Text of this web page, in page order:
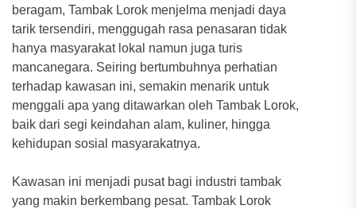
beragam, Tambak Lorok menjelma menjadi daya
tarik tersendiri, menggugah rasa penasaran tidak
hanya masyarakat lokal namun juga turis
mancanegara. Seiring bertumbuhnya perhatian
terhadap kawasan ini, semakin menarik untuk
menggali apa yang ditawarkan oleh Tambak Lorok,
baik dari segi keindahan alam, kuliner, hingga
kehidupan sosial masyarakatnya.
Kawasan ini menjadi pusat bagi industri tambak
yang makin berkembang pesat. Tambak Lorok